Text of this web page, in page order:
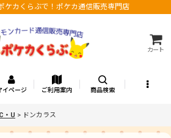
ケカくらぶで！ポケカ通信販売専門店
カート
イページ ご利用案内 商品検索
C・U > ドンカラス